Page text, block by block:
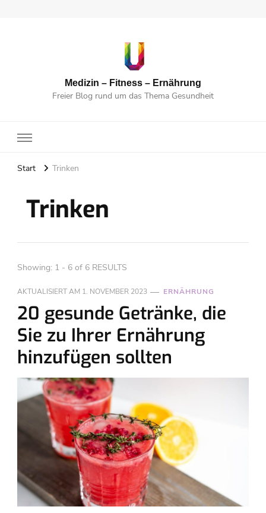
Medizin – Fitness – Ernährung
Freier Blog rund um das Thema Gesundheit
Start Trinken
Trinken
Showing: 1 - 6 of 6 RESULTS
AKTUALISIERT AM 1. NOVEMBER 2023 ERNÄHRUNG
20 gesunde Getränke, die
Sie zu Ihrer Ernährung
hinzufügen sollten